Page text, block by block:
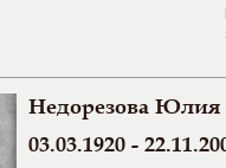
Недорезова Юлия
03.03.1920 -